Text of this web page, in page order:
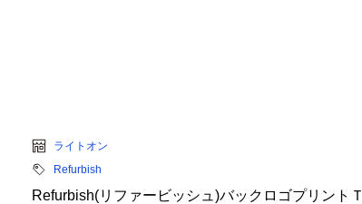
ライトオン
Refurbish
Refurbish(リファービッシュ)バックロゴプリントＴ